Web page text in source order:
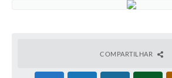
COMPARTILHAR